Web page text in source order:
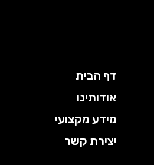
דף הבית
אודותינו
מידע מקצועי
יצירת קשר